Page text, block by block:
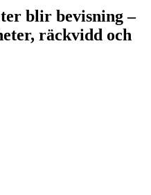
blir bevisning –
räckvidd och